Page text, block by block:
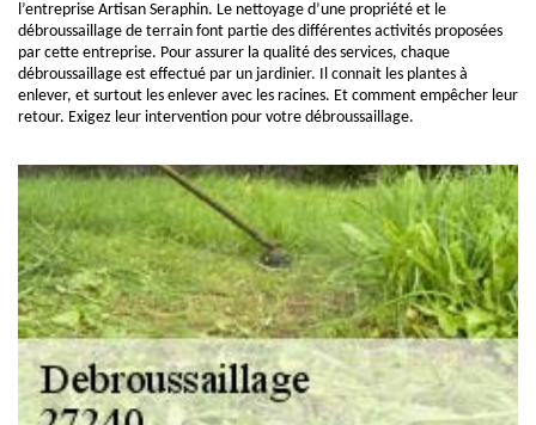
l’entreprise Artisan Seraphin. Le nettoyage d’une propriété et le
débroussaillage de terrain font partie des différentes activités proposées
par cette entreprise. Pour assurer la qualité des services, chaque
débroussaillage est effectué par un jardinier. Il connait les plantes à
enlever, et surtout les enlever avec les racines. Et comment empêcher leur
retour. Exigez leur intervention pour votre débroussaillage.